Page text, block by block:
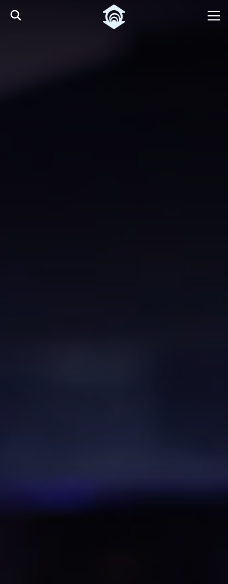
Skip to Main Content